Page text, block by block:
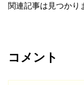
関連記事は見つかり
コメント